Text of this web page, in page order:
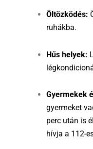
Öltözködés:
ruhákba.
Hűs helyek:
Gyermekek
gyermeket
perc után is
hívja a 112-